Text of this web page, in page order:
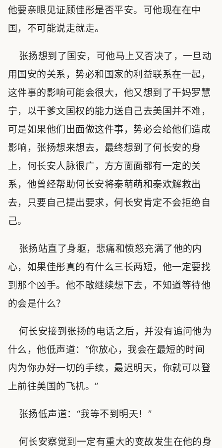
他要亲眼见证顾佳彤是否平安。可他现在在中
国，不可能说走就走。
张扬想到了国安，可他马上又否决了，一旦动
用国安的关系，势必和国家的利益联系在一起，
这件事的影响可能会很大，他又想到了干妈罗慧
宁，以干爹文国权的能力送自己去美国并不难，
可是如果他们出面做这件事，势必会给他们造成
影响，张扬想来想去，最终想到了何长安的身
上，何长安人脉很广，方方面面都有一定的关
系，他曾经帮助何长安将秦萌萌和秦欢解救出
去，只要自己提出要求，何长安肯定不会拒绝自
己。
张扬站直了身躯，悲痛和愤怒充满了他的内
心，如果佳彤真的有什么三长两短，他一定要找
到那个凶手。他不敢继续想下去，不知道等待他
的会是什么？
何长安接到张扬的电话之后，并没有追问他为
什么，他低声道：“你放心，我会在最短的时间
内为你办好一切的手续，最迟明天，你就可以登
上前往美国的飞机。”
张扬低声道：“我等不到明天！”
何长安察觉到一定有重大的变故发生在他的身